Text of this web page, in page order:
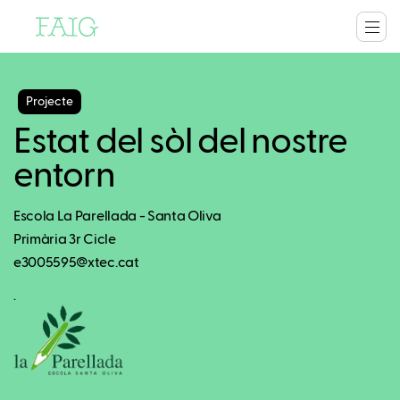
Projecte
Estat del sòl del nostre
entorn
Escola La Parellada - Santa Oliva
Primària 3r Cicle
e3005595@xtec.cat
.